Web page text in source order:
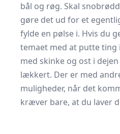
bål og røg. Skal
gøre det ud for et
fylde en pølse i. Hvis du
temaet med at putte ting
med skinke og ost i
lækkert. Der er med
muligheder, når det
kræver bare, at du laver